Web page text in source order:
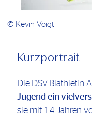
© Kevin Voigt
Kurzportrait
Die DSV-Biathletin
Jugend ein
sie mit 14 Jahren